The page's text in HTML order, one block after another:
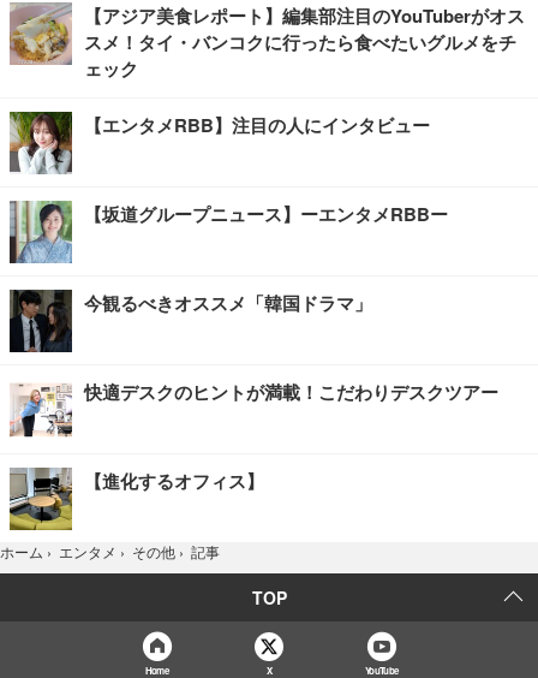
【アジア美食レポート】編集部注目のYouTuberがオス
スメ！タイ・バンコクに行ったら食べたいグルメをチ
ェック
【エンタメRBB】注目の人にインタビュー
【坂道グループニュース】ーエンタメRBBー
今観るべきオススメ「韓国ドラマ」
快適デスクのヒントが満載！こだわりデスクツアー
【進化するオフィス】
ホーム › エンタメ › その他 › 記事
TOP
Home X YouTube